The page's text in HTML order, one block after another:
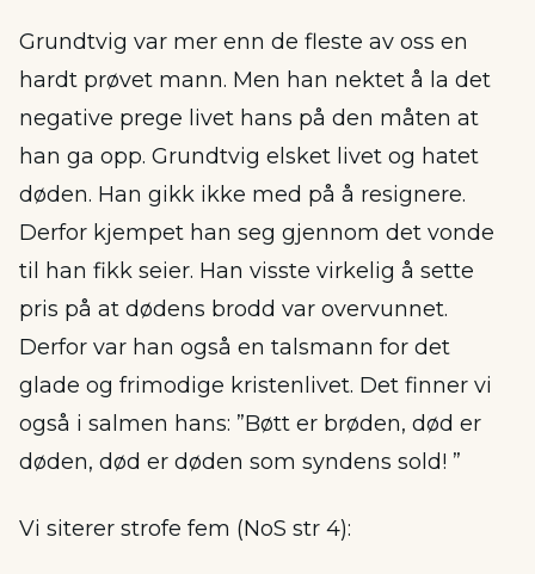
Grundtvig var mer enn de fleste av oss en
hardt prøvet mann. Men han nektet å la det
negative prege livet hans på den måten at
han ga opp. Grundtvig elsket livet og hatet
døden. Han gikk ikke med på å resignere.
Derfor kjempet han seg gjennom det vonde
til han fikk seier. Han visste virkelig å sette
pris på at dødens brodd var overvunnet.
Derfor var han også en talsmann for det
glade og frimodige kristenlivet. Det finner vi
også i salmen hans: ”Bøtt er brøden, død er
døden, død er døden som syndens sold! ”
Vi siterer strofe fem (NoS str 4):